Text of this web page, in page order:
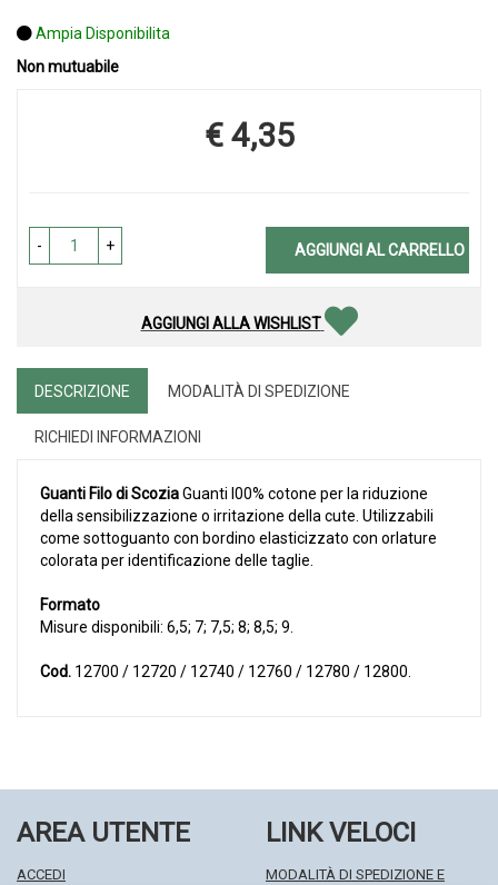
Ampia Disponibilita
Non mutuabile
Prezzo
€ 4,35
- + AGGIUNGI AL CARRELLO
AGGIUNGI ALLA WISHLIST
DESCRIZIONE MODALITÀ DI SPEDIZIONE
RICHIEDI INFORMAZIONI
Guanti Filo di ScoziaGuanti l00% cotone per la riduzione
della sensibilizzazione o irritazione della cute. Utilizzabili
come sottoguanto con bordino elasticizzato con orlature
colorata per identificazione delle taglie.
Formato
Misure disponibili: 6,5; 7; 7,5; 8; 8,5; 9.
Cod. 12700 / 12720 / 12740 / 12760 / 12780 / 12800.
AREA UTENTE
ACCEDI
LINK VELOCI
MODALITÀ DI SPEDIZIONE E